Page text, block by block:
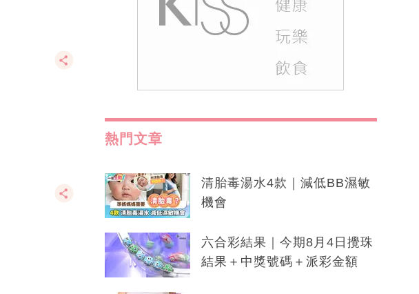
熱門文章
清胎毒湯水4款｜減低BB濕敏
機會
六合彩結果｜今期8月4日攪珠
結果＋中獎號碼＋派彩金額